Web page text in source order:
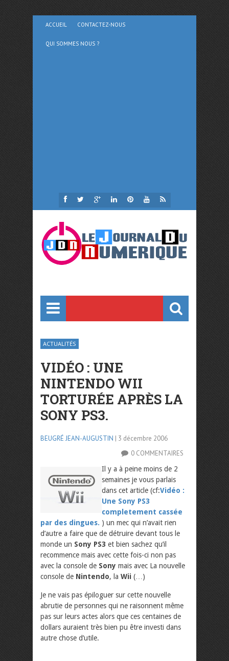
ACCUEIL CONTACTEZ-NOUS
QUI SOMMES NOUS ?
ACTUALITÉS
VIDÉO : UNE
NINTENDO WII
TORTURÉE APRÈS LA
SONY PS3.
BEUGRÉ JEAN-AUGUSTIN | 3 décembre 2006
0 COMMENTAIRES
Il y a à peine moins de 2
semaines je vous parlais
dans cet article (cf:Vidéo :
Une Sony PS3
completement cassée
par des dingues. ) un mec qui n’avait rien
d’autre a faire que de détruire devant tous le
monde un Sony PS3 et bien sachez qu’il
recommence mais avec cette fois-ci non pas
avec la console de Sony mais avec La nouvelle
console de Nintendo, la Wii (…)
Je ne vais pas épiloguer sur cette nouvelle
abrutie de personnes qui ne raisonnent même
pas sur leurs actes alors que ces centaines de
dollars auraient très bien pu être investi dans
autre chose d’utile.